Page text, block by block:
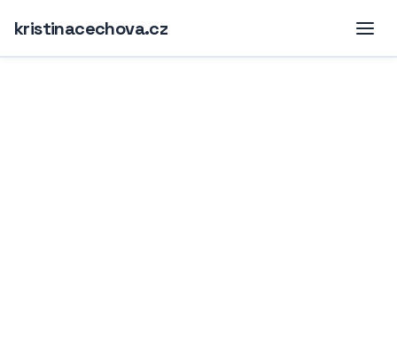
kristinacechova.cz